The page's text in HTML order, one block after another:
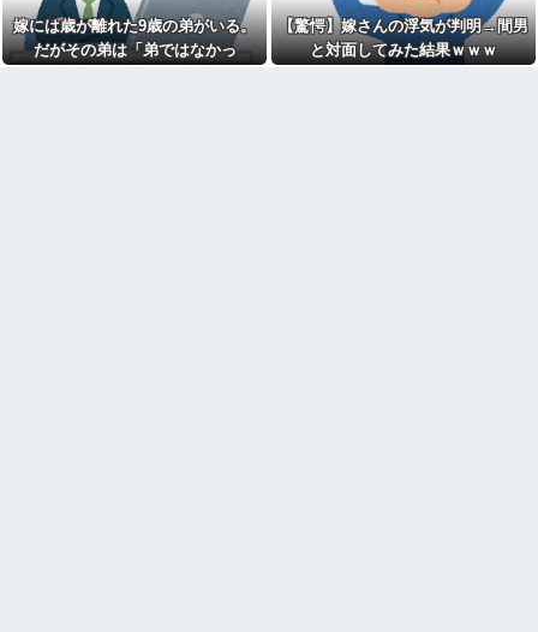
「いきなりステーキ」の反対
ｗｗｗｗｗｗｗｗｗ
色々副業に手を出したけど、
結局残業するのが1番稼げるな
【閲覧注意】元臆女キャバ嬢
の首吊り自●配信、拡散されまく
って終わるｗｗｗｗｗｗｗ
友人(保育士)が２０年前に受け
嫁には歳が離れた9歳の弟がいる。
だがその弟は「弟ではなかっ
【驚愕】嫁さんの浮気が判明→間男
と対面してみた結果ｗｗｗ